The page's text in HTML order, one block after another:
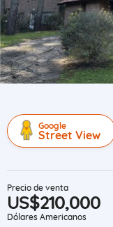
Google
Street View
Precio de venta
US$210,000
Dólares Americanos